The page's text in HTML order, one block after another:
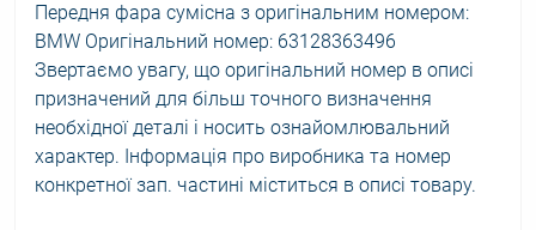
Передня фара сумісна з оригінальним номером:
BMW Оригінальний номер: 63128363496
Звертаємо увагу, що оригінальний номер в описі
призначений для більш точного визначення
необхідної деталі і носить ознайомлювальний
характер. Інформація про виробника та номер
конкретної зап. частині міститься в описі товару.